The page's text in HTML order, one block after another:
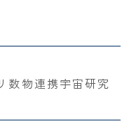
物連携宇宙研究